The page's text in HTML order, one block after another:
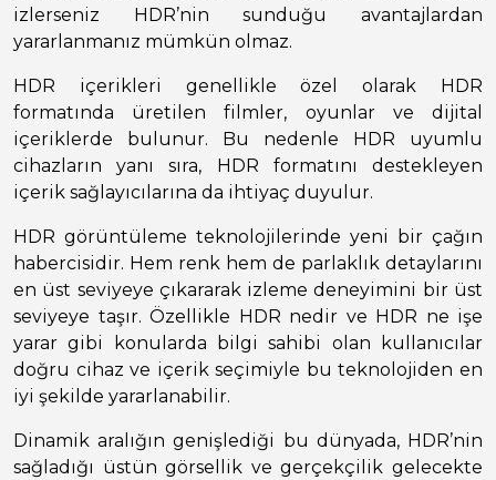
izlerseniz HDR’nin sunduğu avantajlardan
yararlanmanız mümkün olmaz.
HDR içerikleri genellikle özel olarak HDR
formatında üretilen filmler, oyunlar ve dijital
içeriklerde bulunur. Bu nedenle HDR uyumlu
cihazların yanı sıra, HDR formatını destekleyen
içerik sağlayıcılarına da ihtiyaç duyulur.
HDR görüntüleme teknolojilerinde yeni bir çağın
habercisidir. Hem renk hem de parlaklık detaylarını
en üst seviyeye çıkararak izleme deneyimini bir üst
seviyeye taşır. Özellikle HDR nedir ve HDR ne işe
yarar gibi konularda bilgi sahibi olan kullanıcılar
doğru cihaz ve içerik seçimiyle bu teknolojiden en
iyi şekilde yararlanabilir.
Dinamik aralığın genişlediği bu dünyada, HDR’nin
sağladığı üstün görsellik ve gerçekçilik gelecekte